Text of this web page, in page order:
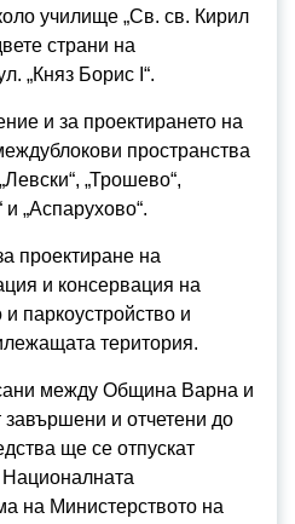
училище „Св. св. Кирил
страни на
„Княз Борис I“.
и за проектирането на
пространства
„Трошево“,
„Аспарухово“.
проектиране на
и консервация на
паркоустройство и
територия.
между Община Варна и
и отчетени до
ще се отпускат
Националната
на Министерството на